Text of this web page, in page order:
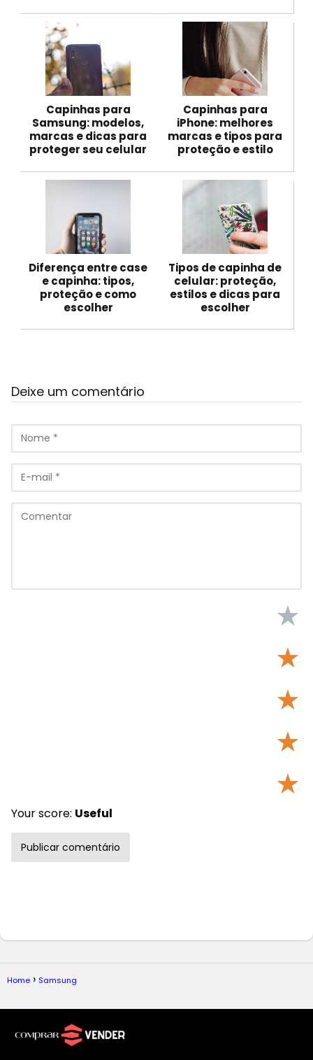
Capinhas para
Samsung: modelos,
marcas e dicas para
proteger seu celular
Capinhas para
iPhone: melhores
marcas e tipos para
proteção e estilo
Diferença entre case
e capinha: tipos,
proteção e como
escolher
Tipos de capinha de
celular: proteção,
estilos e dicas para
escolher
Deixe um comentário
★
★
★
★
★
Your score: Useful
Home Samsung